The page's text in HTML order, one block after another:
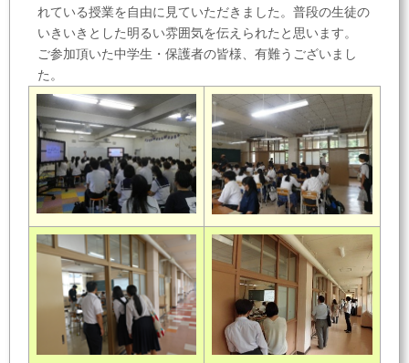
れている授業を自由に見ていただきました。普段の生徒の
いきいきとした明るい雰囲気を伝えられたと思います。
ご参加頂いた中学生・保護者の皆様、有難うございまし
た。